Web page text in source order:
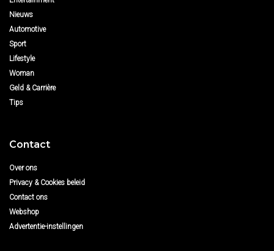
Nieuws
Automotive
Sport
Lifestyle
Woman
Geld & Carrière
Tips
Contact
Over ons
Privacy & Cookies beleid
Contact ons
Webshop
Advertentie-instellingen